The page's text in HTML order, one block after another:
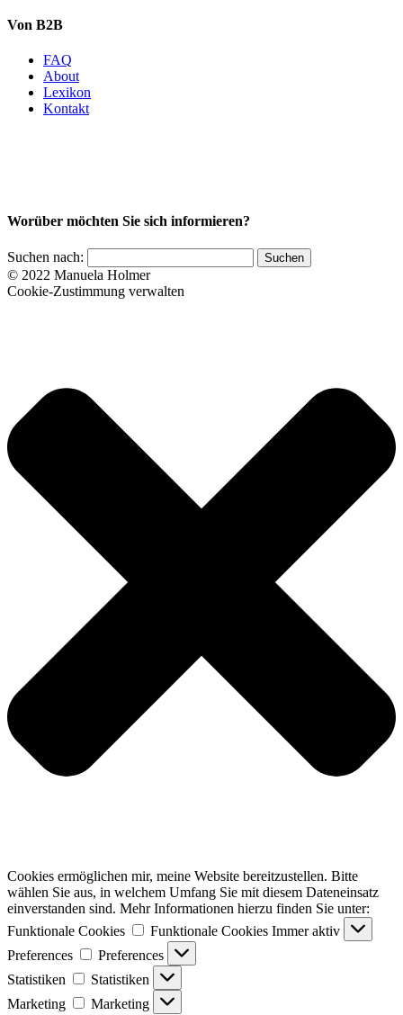
Von B2B
FAQ
About
Lexikon
Kontakt
Worüber möchten Sie sich informieren?
Suchen nach:
© 2022 Manuela Holmer
Cookie-Zustimmung verwalten
Cookies ermöglichen mir, meine Website bereitzustellen. Bitte
wählen Sie aus, in welchem Umfang Sie mit diesem Dateneinsatz
einverstanden sind. Mehr Informationen hierzu finden Sie unter:
Funktionale Cookies
Funktionale Cookies Immer aktiv
Preferences
Preferences
Statistiken
Statistiken
Marketing
Marketing